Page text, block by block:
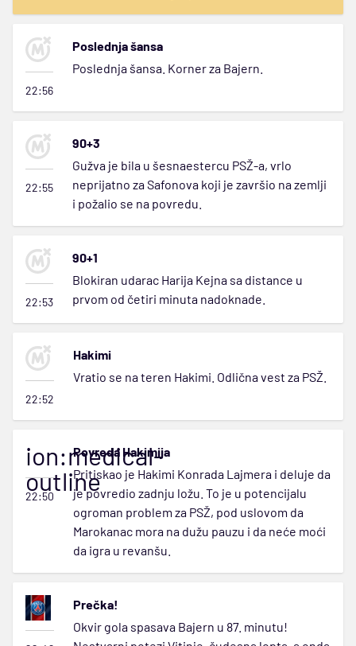
22:56
Poslednja šansa
Poslednja šansa. Korner za Bajern.
22:55
90+3
Gužva je bila u šesnaestercu PSŽ-a, vrlo
neprijatno za Safonova koji je završio na zemlji
i požalio se na povredu.
22:53
90+1
Blokiran udarac Harija Kejna sa distance u
prvom od četiri minuta nadoknade.
22:52
Hakimi
Vratio se na teren Hakimi. Odlična vest za PSŽ.
ion:medical-
outline
22:50
Povreda Hakimija
Pritiskao je Hakimi Konrada Lajmera i deluje da
je povredio zadnju ložu. To je u potencijalu
ogroman problem za PSŽ, pod uslovom da
Marokanac mora na dužu pauzu i da neće moći
da igra u revanšu.
Prečka!
Okvir gola spasava Bajern u 87. minutu!